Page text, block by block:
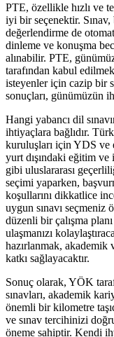
PTE, özellikle hızlı ve
iyi bir seçenektir. Sınav,
değerlendirme de
dinleme ve konuşma
alınabilir. PTE,
tarafından kabul
isteyenler için cazip bir
sonuçları, günümüzün
Hangi yabancı dil
ihtiyaçlara bağlıdır.
kuruluşları için YDS
yurt dışındaki eğitim
gibi uluslararası
seçimi yaparken,
koşullarını dikkatlice
uygun sınavı seçmeniz
düzenli bir çalışma
ulaşmanızı
hazırlanmak, akademik
katkı sağlayacaktır.
Sonuç olarak, YÖK
sınavları, akademik
önemli bir kilometre
ve sınav tercihinizi
öneme sahiptir. Kendi